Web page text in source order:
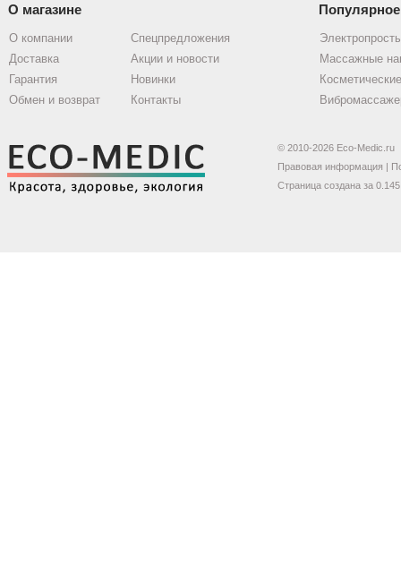
О магазине Популярное
О компании
Доставка
Гарантия
Обмен и возврат
Спецпредложения
Акции и новости
Новинки
Контакты
Массажные
© 2010-2026 Eco-Medic.ru
Правовая информация |
Страница создана за